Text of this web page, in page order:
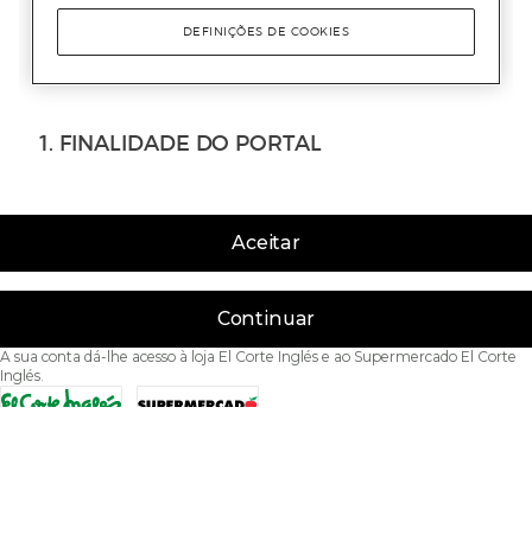
Aceitar
Continuar
A sua conta dá-lhe acesso à loja El Corte Inglés e ao Supermercado El Corte
Inglés.